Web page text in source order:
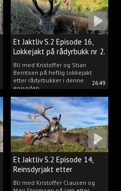
26:49
Et Jaktliv S.2 Episode 16,
Lokkejakt på rådyrbukk nr 2.
Bli med Kristoffer og Stian
Berntsen på heftig lokkejakt
etter rådyrbukker i denne
episoden.
Et Jaktliv S.2 Episode 14,
Reinsdyrjakt etter
storbukker.
Bli med Kristoffer Clausen og